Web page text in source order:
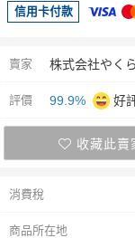
信用卡付款
賣家 株式会社やく
評價 99.9% 好
收藏此賣
消費稅
商品所在地